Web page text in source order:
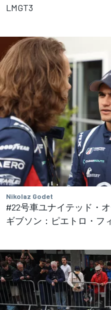
LMGT3
Nikolaz Godet
#22号車ユナイテッド・
ギブソン：ピエトロ・フ